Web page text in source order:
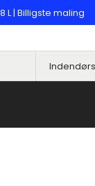
L | Billigste maling